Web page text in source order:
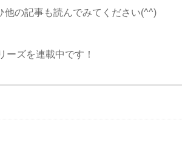
の記事も読んでみてください(^^)
ーズを連載中です！